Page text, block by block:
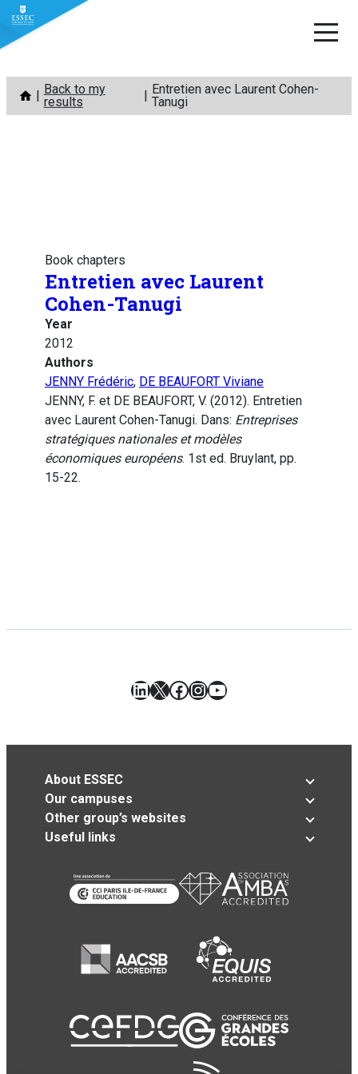
Skip
content
Back to my
results
Entretien avec Laurent Cohen-
Tanugi
Book chapters
Entretien avec Laurent
Cohen-Tanugi
Year
2012
Authors
JENNY Frédéric, DE BEAUFORT Viviane
JENNY, F. et DE BEAUFORT, V. (2012). Entretien
avec Laurent Cohen-Tanugi. Dans: Entreprises
stratégiques nationales et modèles
économiques européens. 1st ed. Bruylant, pp.
15-22.
LinkedIn
X Facebook
Instagram
YouTube
About ESSEC
Our campuses
Other group’s websites
Useful links